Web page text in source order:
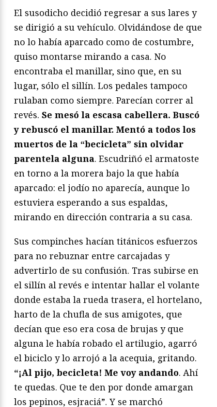
El susodicho decidió regresar a sus lares y
se dirigió a su vehículo. Olvidándose de que
no lo había aparcado como de costumbre,
quiso montarse mirando a casa. No
encontraba el manillar, sino que, en su
lugar, sólo el sillín. Los pedales tampoco
rulaban como siempre. Parecían correr al
revés. Se mesó la escasa cabellera. Buscó
y rebuscó el manillar. Mentó a todos los
muertos de la “becicleta” sin olvidar
parentela alguna. Escudriñó el armatoste
en torno a la morera bajo la que había
aparcado: el jodío no aparecía, aunque lo
estuviera esperando a sus espaldas,
mirando en dirección contraria a su casa.
Sus compinches hacían titánicos esfuerzos
para no rebuznar entre carcajadas y
advertirlo de su confusión. Tras subirse en
el sillín al revés e intentar hallar el volante
donde estaba la rueda trasera, el hortelano,
harto de la chufla de sus amigotes, que
decían que eso era cosa de brujas y que
alguna le había robado el artilugio, agarró
el biciclo y lo arrojó a la acequia, gritando.
“¡Al pijo, becicleta! Me voy andando. Ahí
te quedas. Que te den por donde amargan
los pepinos, esjraciá”. Y se marchó